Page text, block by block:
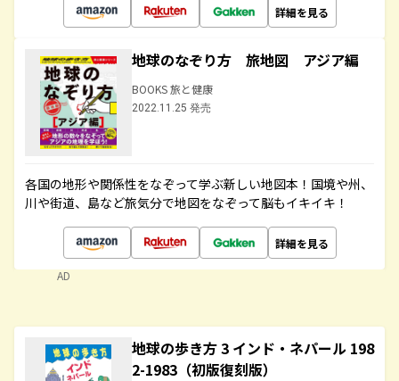
詳細を見る
地球のなぞり方 旅地図 アジア編
BOOKS 旅と健康
2022.11.25 発売
各国の地形や関係性をなぞって学ぶ新しい地図本！国境や州、
川や街道、島など旅気分で地図をなぞって脳もイキイキ！
詳細を見る
AD
地球の歩き方 3 インド・ネパール 198
2-1983（初版復刻版）